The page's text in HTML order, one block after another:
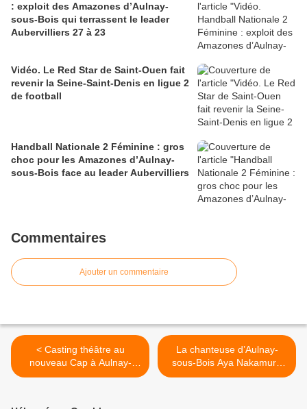
: exploit des Amazones d’Aulnay-
sous-Bois qui terrassent le leader
Aubervilliers 27 à 23
Vidéo. Le Red Star de Saint-Ouen fait
revenir la Seine-Saint-Denis en ligue 2
de football
Handball Nationale 2 Féminine : gros
choc pour les Amazones d’Aulnay-
sous-Bois face au leader Aubervilliers
Commentaires
Ajouter un commentaire
< Casting théâtre au
nouveau Cap à Aulnay-
sous-Bois : Abd Al Malik a
La chanteuse d’Aulnay-
sous-Bois Aya Nakamura
est un vrai phénomène >